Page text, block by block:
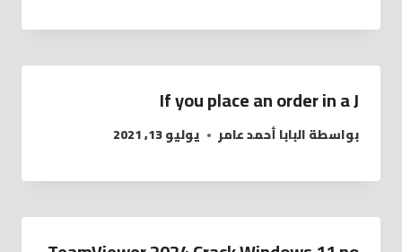
If you place an order in a J
بواسطةالبابا أحمد عامر يوليو 13, 2021